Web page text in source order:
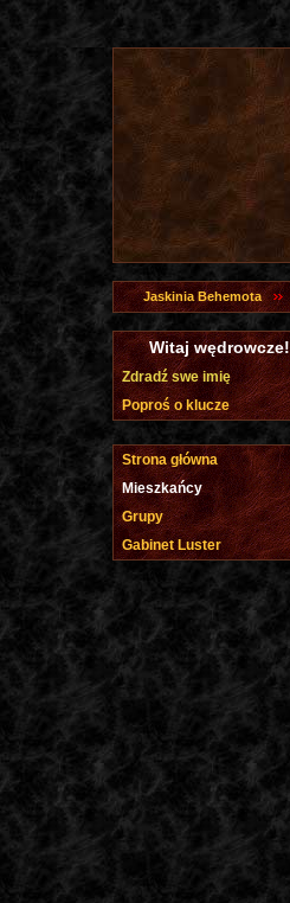
Jaskinia Behemota
Witaj wędrowcze!
Zdradź swe imię
Poproś o klucze
Strona główna
Mieszkańcy
Grupy
Gabinet Luster